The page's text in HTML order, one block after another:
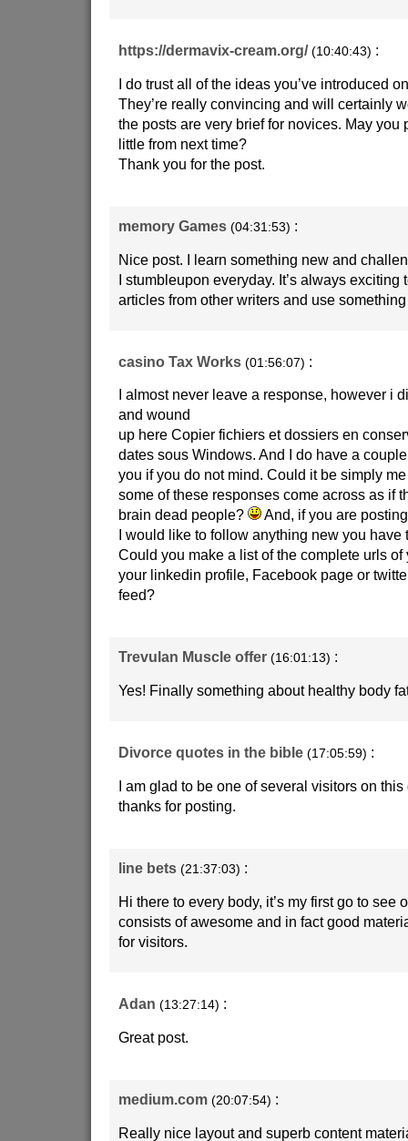
https://dermavix-cream.org/ (10:40:43) :
I do trust all of the ideas you’ve introduced
They’re really convincing and will certainly
the posts are very brief for novices. May you
little from next time?
Thank you for the post.
memory Games (04:31:53) :
Nice post. I learn something new and
I stumbleupon everyday. It’s always exciting
articles from other writers and use
casino Tax Works (01:56:07) :
I almost never leave a response, however i
and wound
up here Copier fichiers et dossiers en
dates sous Windows. And I do have a
you if you do not mind. Could it be simply
some of these responses come across as if
brain dead people?
And, if you are
I would like to follow anything new you have
Could you make a list of the complete urls
your linkedin profile, Facebook page or
feed?
Trevulan Muscle offer (16:01:13) :
Yes! Finally something about healthy body
Divorce quotes in the bible (17:05:59) :
I am glad to be one of several visitors on this
thanks for posting.
line bets (21:37:03) :
Hi there to every body, it’s my first go to see
consists of awesome and in fact good
for visitors.
Adan (13:27:14) :
Great post.
medium.com (20:07:54) :
Really nice layout and superb content